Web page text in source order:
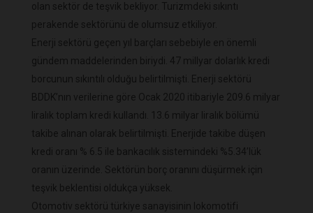
olan sektör de teşvik bekliyor. Turizmdeki sıkıntı
perakende sektörünü de olumsuz etkiliyor.
Enerji sektörü geçen yıl barçları sebebiyle en önemli
gündem maddelerinden biriydi. 47 millyar dolarlık kredi
borcunun sıkıntılı olduğu belirtilmişti. Enerji sektörü
BDDK’nın verilerine göre Ocak 2020 itibariyle 209.6 milyar
liralık toplam kredi kullandı. 13.6 milyar liralık bölümü
takibe alınan olarak belirtilmişti. Enerjide takibe düşen
kredi oranı % 6.5 ile bankacılık sistemindeki %5.34’lük
oranın üzerinde. Sektörün borç oranını düşürmek için
teşvik beklentisi oldukça yüksek.
Otomotiv sektörü türkiye sanayisinin lokomotifi